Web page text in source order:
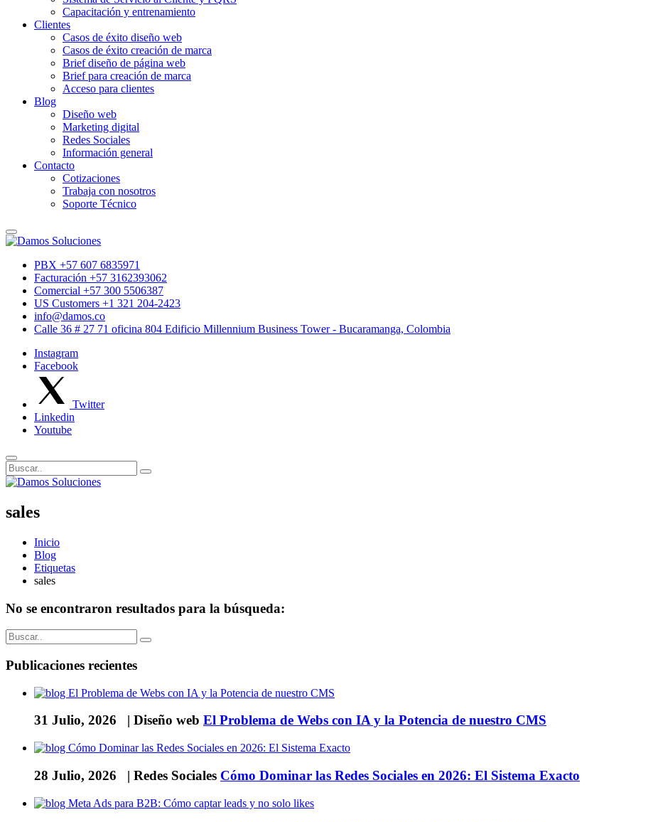
Capacitación y entrenamiento
Clientes
Casos de éxito diseño web
Casos de éxito creación de marca
Brief diseño de página web
Brief para creación de marca
Acceso para clientes
Blog
Diseño web
Marketing digital
Redes Sociales
Información general
Contacto
Cotizaciones
Trabaja con nosotros
Soporte Técnico
PBX +57 607 6835971
Facturación +57 3162393062
Comercial +57 300 5506387
US Customers +1 321 204-2423
info@damos.co
Calle 36 # 27 71 oficina 804 Edificio Millennium Business Tower - Bucaramanga, Colombia
Instagram
Facebook
Twitter
Linkedin
Youtube
sales
Inicio
Blog
Etiquetas
sales
No se encontraron resultados para la búsqueda:
Publicaciones recientes
31 Julio, 2026 | Diseño web El Problema de Webs con IA y la Potencia de nuestro CMS
28 Julio, 2026 | Redes Sociales Cómo Dominar las Redes Sociales en 2026: El Sistema Exacto